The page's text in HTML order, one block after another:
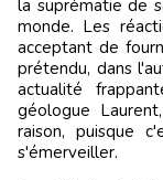
la suprématie de
monde. Les
acceptant de
prétendu, dans
actualité
géologue
raison, puisque
s'émerveiller.